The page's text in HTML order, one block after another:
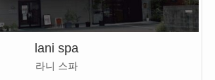
lani spa
라니 스파